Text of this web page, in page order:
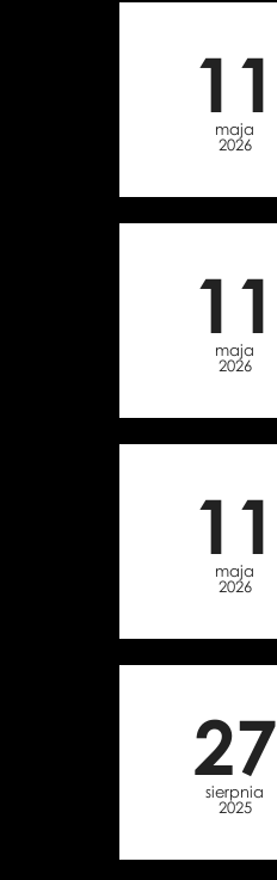
11
maja
2026
11
maja
2026
11
maja
2026
27
sierpnia
2025